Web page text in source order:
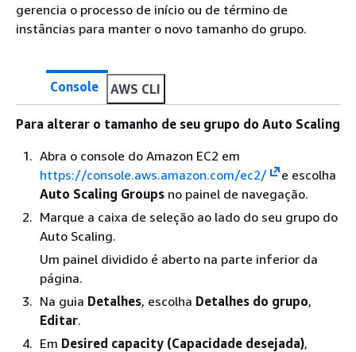
gerencia o processo de início ou de término de
instâncias para manter o novo tamanho do grupo.
Console AWS CLI
Para alterar o tamanho de seu grupo do Auto Scaling
Abra o console do Amazon EC2 em
https://console.aws.amazon.com/ec2/
e escolha
Auto Scaling Groups no painel de navegação.
Marque a caixa de seleção ao lado do seu grupo do
Auto Scaling.
Um painel dividido é aberto na parte inferior da
página.
Na guia Detalhes, escolha Detalhes do grupo,
Editar.
Em Desired capacity (Capacidade desejada),